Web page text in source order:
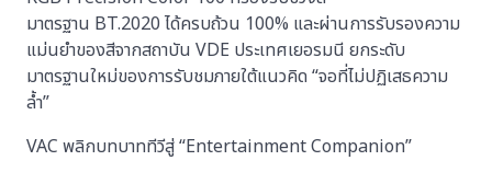
มาตรฐาน BT.2020 ได้ครบถ้วน 100% และผ่านการรับรองความ
แม่นยำของสีจากสถาบัน VDE ประเทศเยอรมนี ยกระดับ
มาตรฐานใหม่ของการรับชมภายใต้แนวคิด “จอที่ไม่ปฏิเสธความ
ล้ำ”
VAC พลิกบทบาททีวีสู่ “Entertainment Companion”